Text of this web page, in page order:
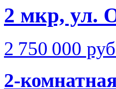
2 мкр, ул.
2 750 000
2-